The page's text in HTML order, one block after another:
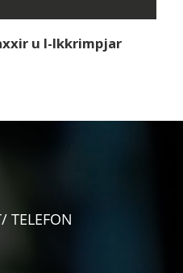
u l-Ikkrimpjar
TELEFON